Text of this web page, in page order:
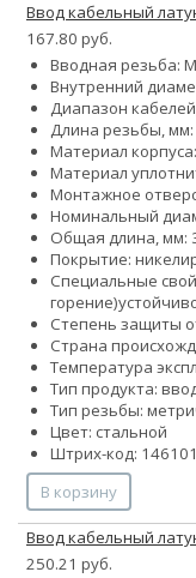
Ввод кабельный
167.80 руб.
Вводная резьба:
Внутренний
Диапазон
Длина резьбы, мм:
Материал
Материал
Монтажное
Номинальный
Общая длина, мм:
Покрытие:
Специальные
горение)
Степень защиты
Страна
Температура
Тип продукта:
Тип резьбы:
Цвет: стальной
Штрих-код:
В корзину
Ввод кабельный
250.21 руб.